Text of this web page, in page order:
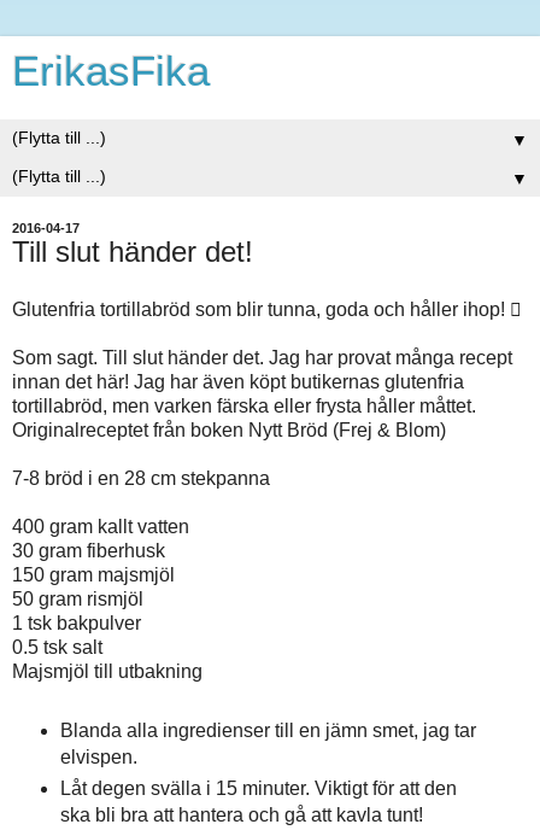
ErikasFika
▼
▼
2016-04-17
Till slut händer det!
Glutenfria tortillabröd som blir tunna, goda och håller ihop! 
Som sagt. Till slut händer det. Jag har provat många recept
innan det här! Jag har även köpt butikernas glutenfria
tortillabröd, men varken färska eller frysta håller måttet.
Originalreceptet från boken Nytt Bröd (Frej & Blom)
7-8 bröd i en 28 cm stekpanna
400 gram kallt vatten
30 gram fiberhusk
150 gram majsmjöl
50 gram rismjöl
1 tsk bakpulver
0.5 tsk salt
Majsmjöl till utbakning
Blanda alla ingredienser till en jämn smet, jag tar
elvispen.
Låt degen svälla i 15 minuter. Viktigt för att den
ska bli bra att hantera och gå att kavla tunt!